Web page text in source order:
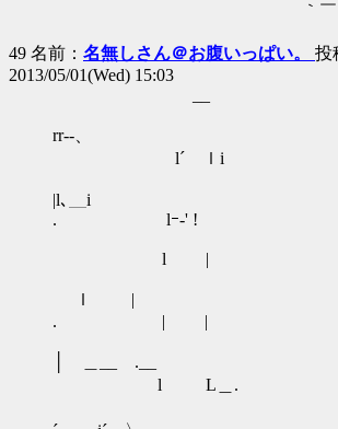
｀￣ ｀￣
49 名前： 名無しさん＠お腹いっぱい。 投
2013/05/01(Wed) 15:03
rr‐-、
l´ ｌ
|l､＿i
. lｰ‐'
i
l |
ｌ |
. |
│ ＿__ .__
l L
＿/￣